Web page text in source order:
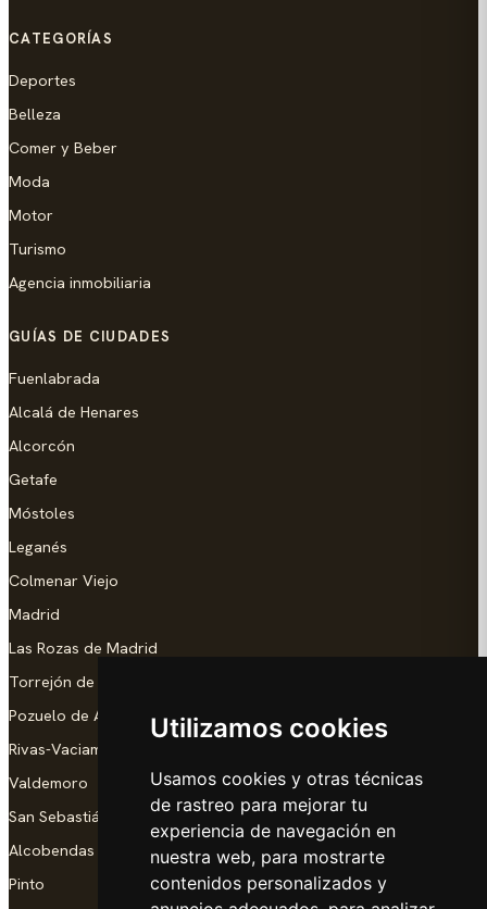
Utilizamos cookies
Usamos cookies y otras técnicas
de rastreo para mejorar tu
experiencia de navegación en
nuestra web, para mostrarte
contenidos personalizados y
CATEGORÍAS
Deportes
Belleza
Comer y Beber
Moda
Motor
Turismo
Agencia inmobiliaria
GUÍAS DE CIUDADES
Fuenlabrada
Alcalá de Henares
Alcorcón
Getafe
Móstoles
Leganés
Colmenar Viejo
Madrid
Las Rozas de Madrid
Torrejón de Ardoz
Pozuelo de Alarcón
Rivas-Vaciamadrid
Valdemoro
San Sebastián de los Reyes
Alcobendas
Pinto